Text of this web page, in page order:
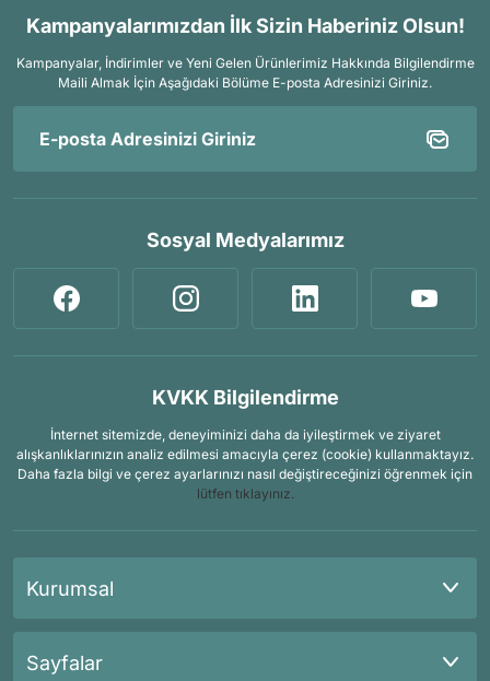
Kampanyalarımızdan İlk Sizin Haberiniz Olsun!
Kampanyalar, İndirimler ve Yeni Gelen Ürünlerimiz Hakkında Bilgilendirme
Maili Almak İçin Aşağıdaki Bölüme E-posta Adresinizi Giriniz.
Sosyal Medyalarımız
KVKK Bilgilendirme
İnternet sitemizde, deneyiminizi daha da iyileştirmek ve ziyaret
alışkanlıklarınızın analiz edilmesi amacıyla çerez (cookie) kullanmaktayız.
Daha fazla bilgi ve çerez ayarlarınızı nasıl değiştireceğinizi öğrenmek için
lütfen tıklayınız.
Kurumsal
Sayfalar